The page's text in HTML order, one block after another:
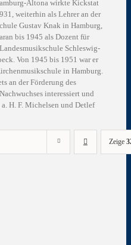
Altona wirkte Kickstat
weiterhin als Lehrer an der
Gustav Knak in Hamburg,
bis 1945 als Dozent für
Schleswig-
Von 1945 bis 1951 war er
in Hamburg.
an der Förderung des
interessiert und
H. F. Michelsen und Detlef
Zeige